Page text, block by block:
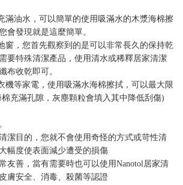
滿油水，可以簡單的使用吸滿水的木漿海棉擦
會發現就是這麼簡單。
窗，您首先觀察到的是可以非常長久的保持乾
要特殊清潔產品，使用清水或稀釋居家清潔
布收乾即可。
機等家電，使用吸滿水海棉擦拭，可以最大限
充滿孔隙，灰塵顆粒會填入其中降低刮傷)
潔目的，您就不會使用奇怪的方式或苛性清
幅度使表面減少遭受的損傷
友善，當有需要時也可以使用Nanotol居家清
膚安全、消毒、殺菌等認證